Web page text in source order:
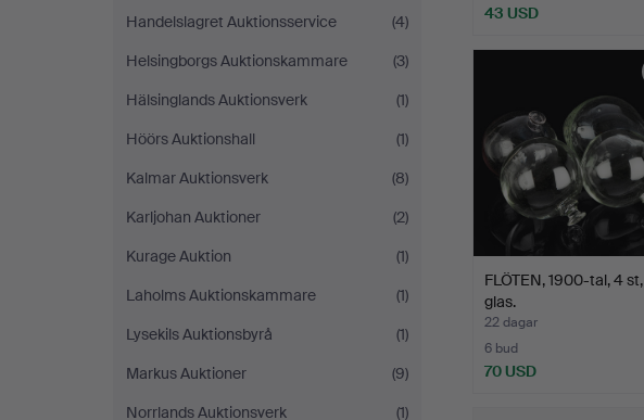
Handelslagret Auktionsservice
(4)
Helsingborgs Auktionskammare
(3)
Hälsinglands Auktionsverk
(1)
Höörs Auktionshall
(1)
Kalmar Auktionsverk
(8)
Karljohan Auktioner
(2)
Kurage Auktion
(1)
Laholms Auktionskammare
(1)
Lysekils Auktionsbyrå
(1)
Markus Auktioner
(9)
Norrlands Auktionsverk
(1)
43 USD
FLÖTEN, 1900-tal, 4 st,
glas.
22 dagar
6 bud
70 USD